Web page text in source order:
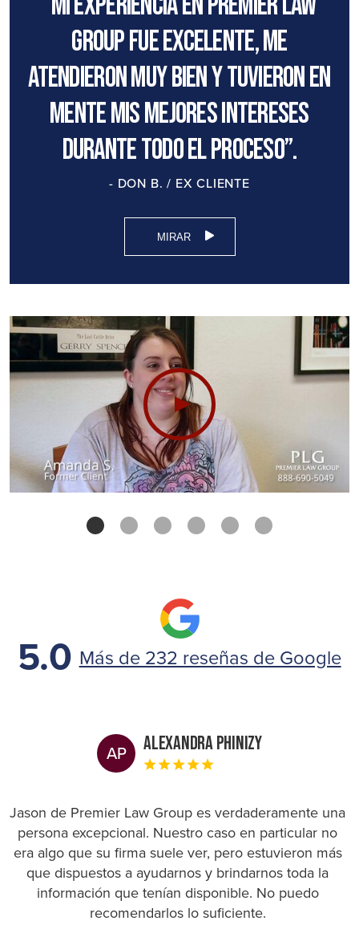
Group fue excelente, me
atendieron muy bien y tuvieron en
mente mis mejores intereses
durante todo el proceso”.
- DON B. / EX CLIENTE
MIRAR
5.0 Más de 232 reseñas de Google
AP Alexandra Phinizy
Jason de Premier Law Group es verdaderamente una
persona excepcional. Nuestro caso en particular no
era algo que su firma suele ver, pero estuvieron más
que dispuestos a ayudarnos y brindarnos toda la
información que tenían disponible. No puedo
recomendarlos lo suficiente.